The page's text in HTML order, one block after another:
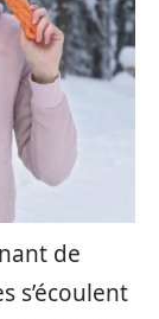
de
s’écoulent